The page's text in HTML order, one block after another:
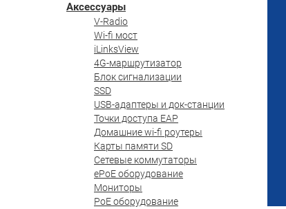
Аксессуары
V-Radio
Wi-fi мост
iLinksView
4G-маршрутизатор
Блок сигнализации
SSD
USB-адаптеры и док-станции
Точки доступа EAP
Домашние wi-fi роутеры
Карты памяти SD
Сетевые коммутаторы
ePoE оборудование
Мониторы
PoE оборудование